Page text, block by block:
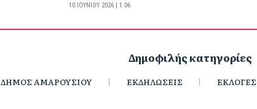
10 ΙΟΥΝΊΟΥ 2026 | 1:06
Δημοφιλής κατηγορίες
ΔΗΜΟΣ ΑΜΑΡΟΥΣΙΟΥ ΕΚΔΗΛΩΣΕΙΣ ΕΚΛΟΓΕΣ